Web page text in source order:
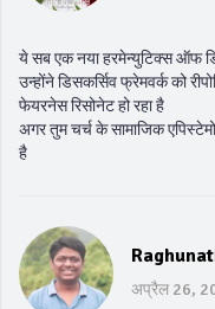
ये सब एक नया हरमेन्युटिक्स ऑफ
उन्होंने डिसकर्सिव फ्रेमवर्क को
फेयरनेस रिसोनेट हो रहा है
अगर तुम चर्च के सामाजिक
है
अप्रैल 26,